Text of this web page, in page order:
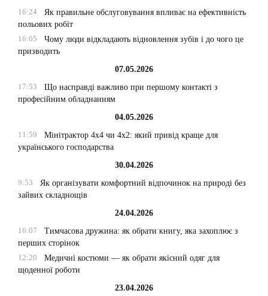
16:24
Як правильне обслуговування впливає на ефективність
польових робіт
16:05
Чому люди відкладають відновлення зубів і до чого це
призводить
07.05.2026
17:53
Що насправді важливо при першому контакті з
професійним обладнанням
04.05.2026
11:59
Мінітрактор 4х4 чи 4х2: який привід краще для
українського господарства
30.04.2026
9:53
Як організувати комфортний відпочинок на природі без
зайвих складнощів
24.04.2026
16:07
Тимчасова дружина: як обрати книгу, яка захоплює з
перших сторінок
12:20
Медичні костюми — як обрати якісний одяг для
щоденної роботи
23.04.2026